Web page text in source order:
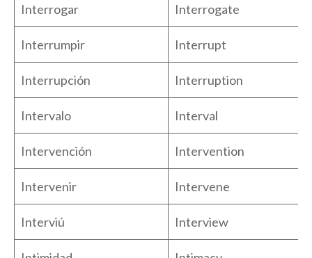
Interrogar Interrogate
Interrumpir Interrupt
Interrupción Interruption
Intervalo Interval
Intervención Intervention
Intervenir Intervene
Interviú Interview